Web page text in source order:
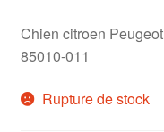
Chien citroen Peugeot
85010-011
Rupture de stock